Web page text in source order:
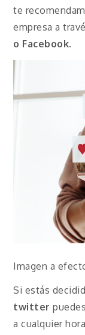
te
empresa a
o Facebook.
Imagen a
Si estás
twitter
a cualquier